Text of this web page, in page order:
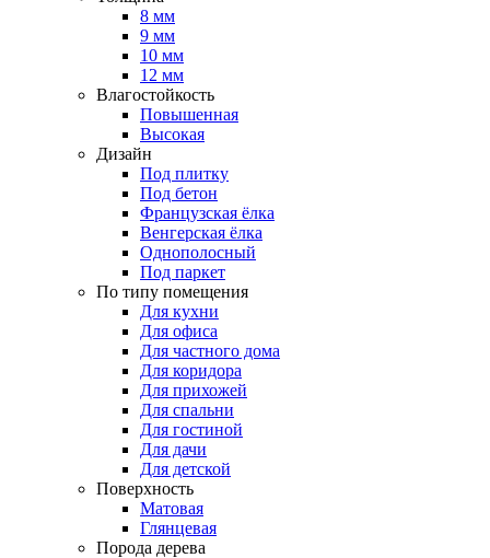
8 мм
9 мм
10 мм
12 мм
Влагостойкость
Повышенная
Высокая
Дизайн
Под плитку
Под бетон
Французская ёлка
Венгерская ёлка
Однополосный
Под паркет
По типу помещения
Для кухни
Для офиса
Для частного дома
Для коридора
Для прихожей
Для спальни
Для гостиной
Для дачи
Для детской
Поверхность
Матовая
Глянцевая
Порода дерева